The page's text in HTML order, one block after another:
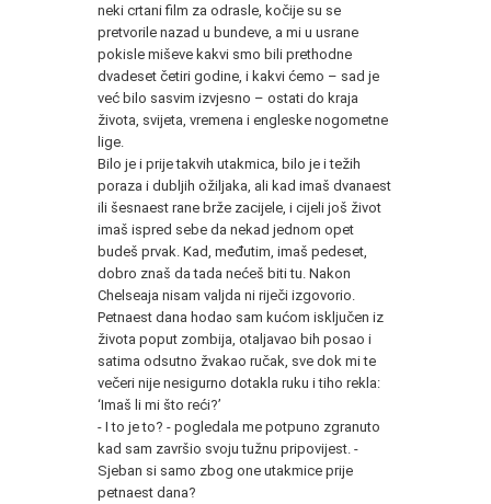
neki crtani film za odrasle, kočije su se
pretvorile nazad u bundeve, a mi u usrane
pokisle miševe kakvi smo bili prethodne
dvadeset četiri godine, i kakvi ćemo – sad je
već bilo sasvim izvjesno – ostati do kraja
života, svijeta, vremena i engleske nogometne
lige.
Bilo je i prije takvih utakmica, bilo je i težih
poraza i dubljih ožiljaka, ali kad imaš dvanaest
ili šesnaest rane brže zacijele, i cijeli još život
imaš ispred sebe da nekad jednom opet
budeš prvak. Kad, međutim, imaš pedeset,
dobro znaš da tada nećeš biti tu. Nakon
Chelseaja nisam valjda ni riječi izgovorio.
Petnaest dana hodao sam kućom isključen iz
života poput zombija, otaljavao bih posao i
satima odsutno žvakao ručak, sve dok mi te
večeri nije nesigurno dotakla ruku i tiho rekla:
‘Imaš li mi što reći?’
- I to je to? - pogledala me potpuno zgranuto
kad sam završio svoju tužnu pripovijest. -
Sjeban si samo zbog one utakmice prije
petnaest dana?